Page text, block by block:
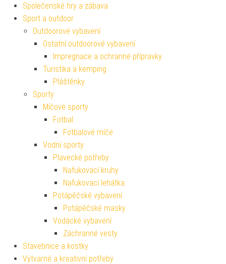
Společenské hry a zábava
Sport a outdoor
Outdoorové vybavení
Ostatní outdoorové vybavení
Impregnace a ochranné přípravky
Turistika a kemping
Pláštěnky
Sporty
Míčové sporty
Fotbal
Fotbalové míče
Vodní sporty
Plavecké potřeby
Nafukovací kruhy
Nafukovací lehátka
Potápěčské vybavení
Potápěčské masky
Vodácké vybavení
Záchranné vesty
Stavebnice a kostky
Výtvarné a kreativní potřeby